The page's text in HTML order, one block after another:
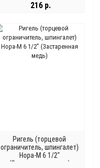
216 р.
Ригель (торцевой
ограничитель, шпингалет)
Нора-М 6 1/2"
(Застаренная медь)